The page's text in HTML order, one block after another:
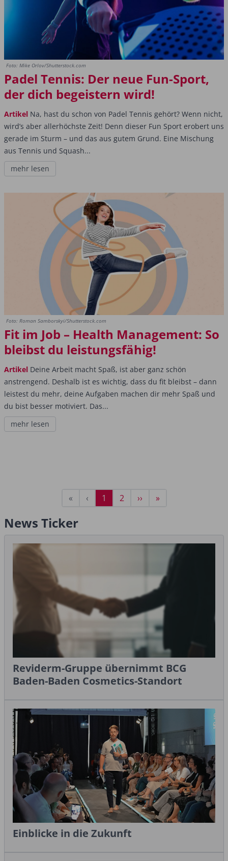
Foto: Mike Orlov/Shutterstock.com
Padel Tennis: Der neue Fun-Sport,
der dich begeistern wird!
Artikel Na, hast du schon von Padel Tennis gehört? Wenn nicht,
wird’s aber allerhöchste Zeit! Denn dieser Fun Sport erobert uns
gerade im Sturm – und das aus gutem Grund. Eine Mischung
aus Tennis und Squash...
mehr lesen
Foto: Roman Samborskyi/Shutterstock.com
Fit im Job – Health Management: So
bleibst du leistungsfähig!
Artikel Deine Arbeit macht Spaß, ist aber ganz schön
anstrengend. Deshalb ist es wichtig, dass du fit bleibst – dann
leistest du mehr, deine Aufgaben machen dir mehr Spaß und
du bist besser motiviert. Das...
mehr lesen
Seitennummerierung
Erste
«
Vorherige
‹
Aktuelle
1 Seite
2
Nächste
››
Letzte
»
News Ticker
Reviderm-Gruppe übernimmt BCG
Baden-Baden Cosmetics-Standort
Einblicke in die Zukunft